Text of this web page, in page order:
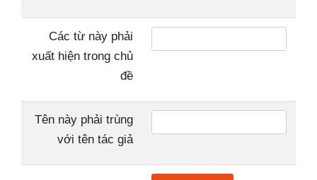
Các từ này phải
xuất hiện trong chủ
đề
Tên này phải trùng
với tên tác giả